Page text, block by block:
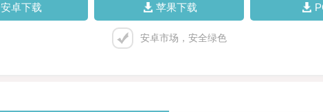
安卓下载 苹果下载
安卓市场，安全绿色